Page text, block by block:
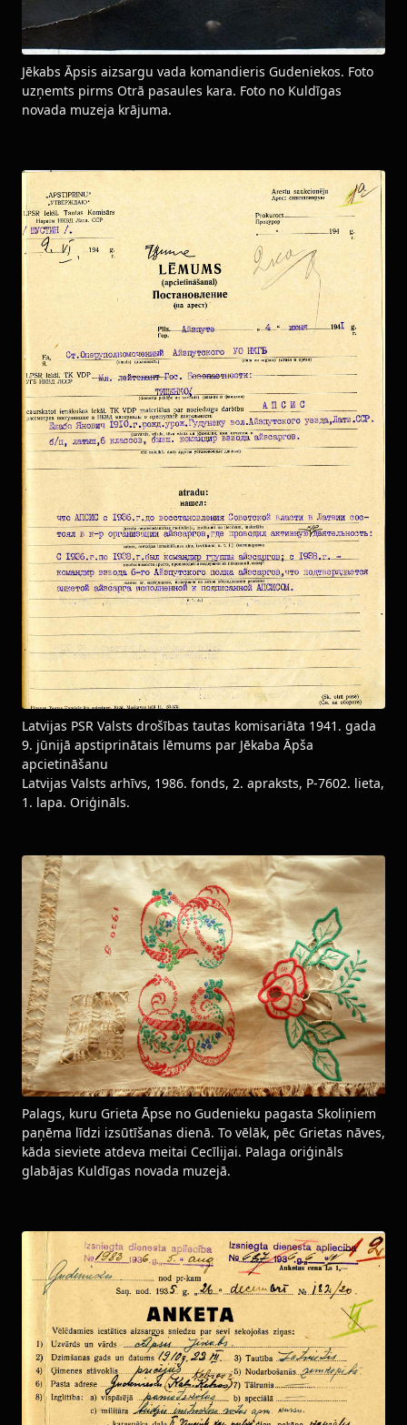
Jēkabs Āpsis aizsargu vada komandieris Gudeniekos. Foto
uzņemts pirms Otrā pasaules kara. Foto no Kuldīgas
novada muzeja krājuma.
Latvijas PSR Valsts drošības tautas komisariāta 1941. gada
9. jūnijā apstiprinātais lēmums par Jēkaba Āpša
apcietināšanu
Latvijas Valsts arhīvs, 1986. fonds, 2. apraksts, P-7602. lieta,
1. lapa. Oriģināls.
Palags, kuru Grieta Āpse no Gudenieku pagasta Skoliņiem
paņēma līdzi izsūtīšanas dienā. To vēlāk, pēc Grietas nāves,
kāda sieviete atdeva meitai Cecīlijai. Palaga oriģināls
glabājas Kuldīgas novada muzejā.